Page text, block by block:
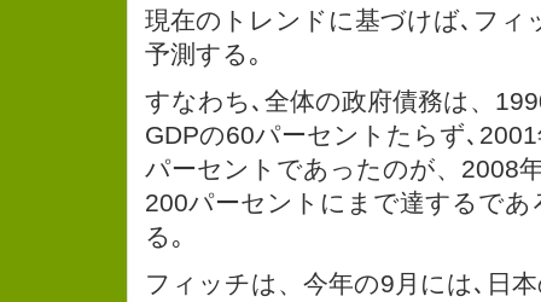
現在のトレンドに基づけば､フィ
予測する｡
すなわち､全体の政府債務は、
GDPの60パーセントたらず､
パーセントであったのが、2008
200パーセントにまで達するで
る｡
フィッチは、今年の9月には､日